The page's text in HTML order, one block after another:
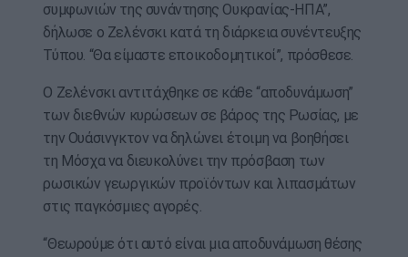
συμφωνιών της συνάντησης Ουκρανίας-ΗΠΑ”,
δήλωσε ο Ζελένσκι κατά τη διάρκεια συνέντευξης
Τύπου. “Θα είμαστε εποικοδομητικοί”, πρόσθεσε.
Ο Ζελένσκι αντιτάχθηκε σε κάθε “αποδυνάμωση”
των διεθνών κυρώσεων σε βάρος της Ρωσίας, με
την Ουάσινγκτον να δηλώνει έτοιμη να βοηθήσει
τη Μόσχα να διευκολύνει την πρόσβαση των
ρωσικών γεωργικών προϊόντων και λιπασμάτων
στις παγκόσμιες αγορές.
“Θεωρούμε ότι αυτό είναι μια αποδυνάμωση θέσης